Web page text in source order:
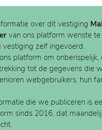
over dit vestiging
van ons platform wenste
vestiging zelf ingevoerd.
platform om onberispelijk,
tot de gegevens die
webgebruikers, hun
die we publiceren is
sinds 2016, dat